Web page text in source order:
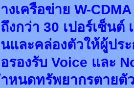
างเครือข่าย W-
ถึงกว่า 30 เปอร์เซ็น
นและคล่องตัวให้ผู้ปร
อรองรับ Voice และ
ำหนดทรัพยากรตายตั